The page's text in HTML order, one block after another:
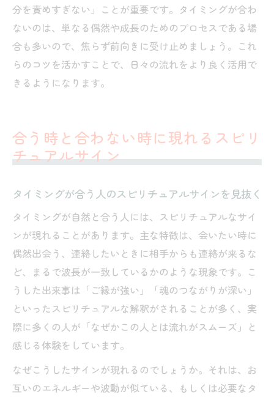
分を責めすぎない」ことが重要です。タイミングが合わ
ないのは、単なる偶然や成長のためのプロセスである場
合も多いので、焦らず前向きに受け止めましょう。これ
らのコツを活かすことで、日々の流れをより良く活用で
きるようになります。
合う時と合わない時に現れるスピリ
チュアルサイン
タイミングが合う人のスピリチュアルサインを見抜く
タイミングが自然と合う人には、スピリチュアルなサイ
ンが現れることがあります。主な特徴は、会いたい時に
偶然出会う、連絡したいときに相手からも連絡が来るな
ど、まるで波長が一致しているかのような現象です。こ
うした出来事は「ご縁が強い」「魂のつながりが深い」
といったスピリチュアルな解釈がされることが多く、実
際に多くの人が「なぜかこの人とは流れがスムーズ」と
感じる体験をしています。
なぜこうしたサインが現れるのでしょうか。それは、お
互いのエネルギーや波動が似ている、もしくは必要なタ